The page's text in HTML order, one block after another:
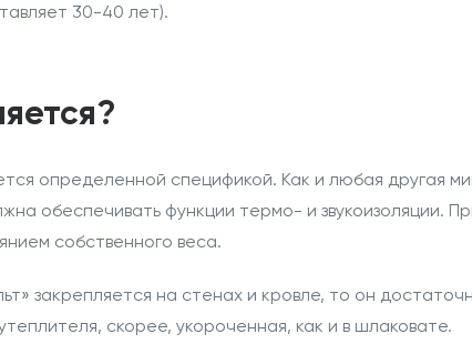
30-40 лет).
определенной спецификой. Как и любая другая
обеспечивать функции термо- и звукоизоляции.
собственного веса.
закрепляется на стенах и кровле, то он
скорее, укороченная, как и в шлаковате.